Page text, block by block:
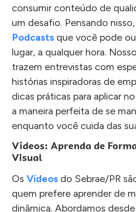
consumir conteúdo de
um desafio. Pensando
Podcasts que você pode
lugar, a qualquer hora.
trazem entrevistas com
histórias inspiradoras de
dicas práticas para aplicar
a maneira perfeita de se
enquanto você cuida das
Vídeos: Aprenda de
Visual
Os Vídeos do Sebrae/PR
quem prefere aprender de
dinâmica. Abordamos